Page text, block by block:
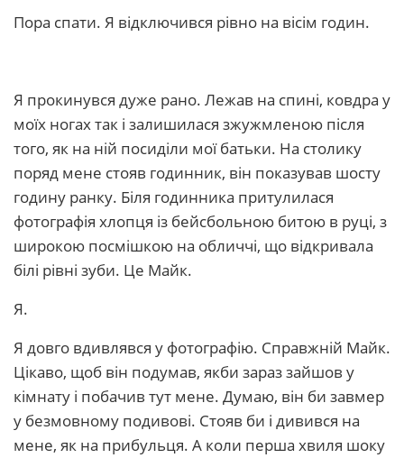
Пора спати. Я відключився рівно на вісім годин.
Я прокинувся дуже рано. Лежав на спині, ковдра у
моїх ногах так і залишилася зжужмленою після
того, як на ній посиділи мої батьки. На столику
поряд мене стояв годинник, він показував шосту
годину ранку. Біля годинника притулилася
фотографія хлопця із бейсбольною битою в руці, з
широкою посмішкою на обличчі, що відкривала
білі рівні зуби. Це Майк.
Я.
Я довго вдивлявся у фотографію. Справжній Майк.
Цікаво, щоб він подумав, якби зараз зайшов у
кімнату і побачив тут мене. Думаю, він би завмер
у безмовному подивові. Стояв би і дивився на
мене, як на прибульця. А коли перша хвиля шоку